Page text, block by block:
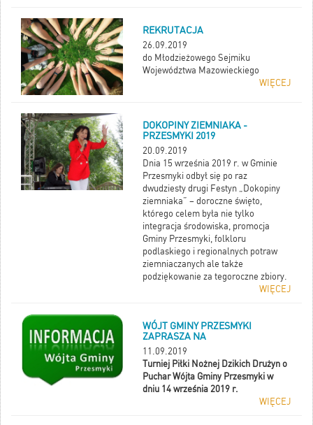
REKRUTACJA
26.09.2019
do Młodzieżowego Sejmiku
Województwa Mazowieckiego
WIĘCEJ
DOKOPINY ZIEMNIAKA -
PRZESMYKI 2019
20.09.2019
Dnia 15 września 2019 r. w Gminie
Przesmyki odbył się po raz
dwudziesty drugi Festyn „Dokopiny
ziemniaka” – doroczne święto,
którego celem była nie tylko
integracja środowiska, promocja
Gminy Przesmyki, folkloru
podlaskiego i regionalnych potraw
ziemniaczanych ale także
podziękowanie za tegoroczne zbiory.
WIĘCEJ
WÓJT GMINY PRZESMYKI
ZAPRASZA NA
11.09.2019
Turniej Piłki Nożnej Dzikich Drużyn o
Puchar Wójta Gminy Przesmyki w
dniu 14 września 2019 r.
WIĘCEJ